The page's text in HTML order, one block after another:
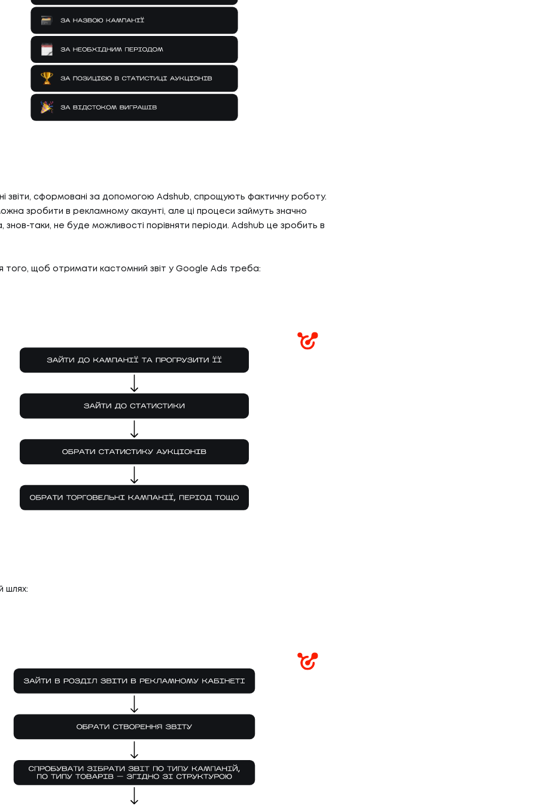
звіти, сформовані за допомогою Adshub, спрощують фактичну роботу.
зробити в рекламному акаунті, але ці процеси займуть значно
знов-таки, не буде можливості порівняти періоди. Adshub це зробить в
того, щоб отримати кастомний звіт у Google Ads треба:
шлях:
БЛОГ
КОНТАКТИ
КОНТАКТИ